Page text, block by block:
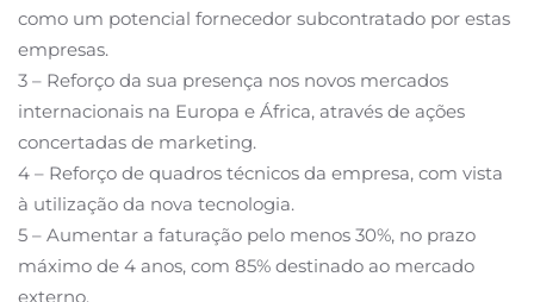
como um potencial fornecedor subcontratado por estas
empresas.
3 – Reforço da sua presença nos novos mercados
internacionais na Europa e África, através de ações
concertadas de marketing.
4 – Reforço de quadros técnicos da empresa, com vista
à utilização da nova tecnologia.
5 – Aumentar a faturação pelo menos 30%, no prazo
máximo de 4 anos, com 85% destinado ao mercado
externo.